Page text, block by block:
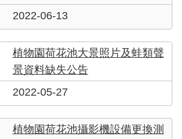
2022-06-13
植物園荷花池大景照片及蛙類聲
景資料缺失公告
2022-05-27
植物園荷花池攝影機設備更換測